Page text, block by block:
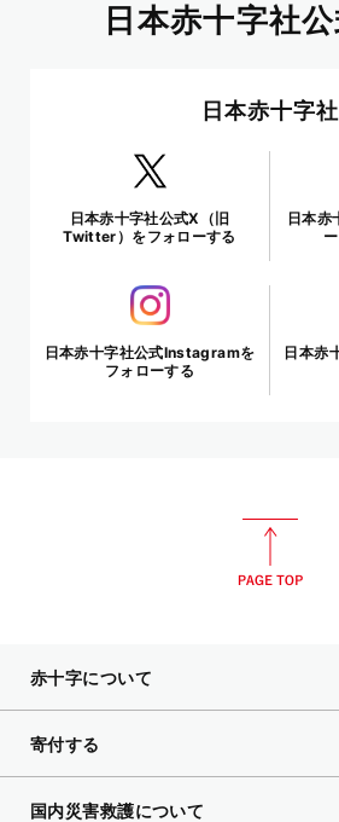
日本赤十字社
日本赤十字社
日本赤十字社公式X（旧
Twitter）をフォローする
日本赤
日本赤十字社公式Instagramを
フォローする
日本赤
赤十字について
寄付する
国内災害救護について